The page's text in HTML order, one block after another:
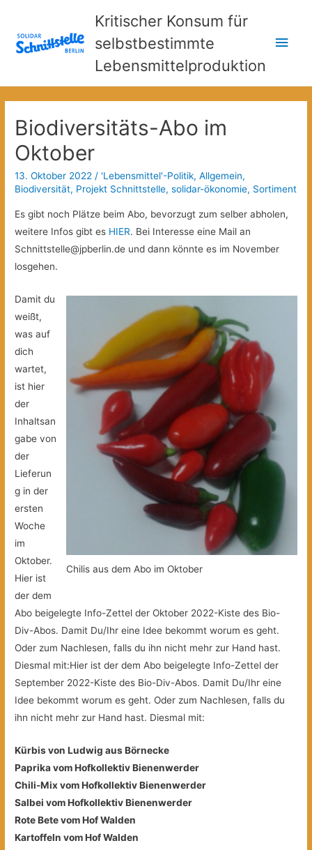
Kritischer Konsum für
selbstbestimmte
Lebensmittelproduktion
Biodiversitäts-Abo im
Oktober
13. Oktober 2022 / 'Lebensmittel'-Politik,Allgemein,
Biodiversität, Projekt Schnittstelle,solidar-ökonomie, Sortiment
Es gibt noch Plätze beim Abo, bevorzugt zum selber abholen,
weitere Infos gibt es HIER. Bei Interesse eine Mail an
Schnittstelle@jpberlin.de und dann könnte es im November
losgehen.
Chilis aus dem Abo im Oktober
Damit du
weißt,
was auf
dich
wartet,
ist hier
der
Inhaltsan
gabe von
der
Lieferun
g in der
ersten
Woche
im
Oktober.
Hier ist
der dem
Abo beigelegte Info-Zettel der Oktober 2022-Kiste des Bio-
Div-Abos. Damit Du/Ihr eine Idee bekommt worum es geht.
Oder zum Nachlesen, falls du ihn nicht mehr zur Hand hast.
Diesmal mit:Hier ist der dem Abo beigelegte Info-Zettel der
September 2022-Kiste des Bio-Div-Abos. Damit Du/Ihr eine
Idee bekommt worum es geht. Oder zum Nachlesen, falls du
ihn nicht mehr zur Hand hast. Diesmal mit:
Kürbis von Ludwig aus Börnecke
Paprika vom Hofkollektiv Bienenwerder
Chili-Mix vom Hofkollektiv Bienenwerder
Salbei vom Hofkollektiv Bienenwerder
Rote Bete vom Hof Walden
Kartoffeln vom Hof Walden